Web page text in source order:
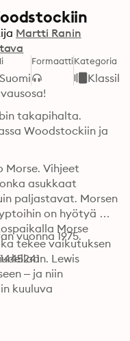
Martti Ranin
FormaattiKategoria
takapihalta.
Woodstockiin ja
Morse. Vihjeet
asukkaat
paljastavat. Morsen
on hyötyä
Morse
tekee vaikutuksen
Lewis
– ja niin
kuuluva
vuonna 1975.